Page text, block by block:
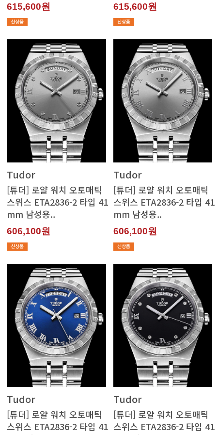
615,600원 615,600원
Tudor
mm 남성용..
606,100원
Tudor
mm 남성용..
606,100원
Tudor Tudor